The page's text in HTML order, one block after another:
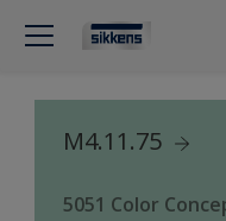
M4.11.75
5051 Color